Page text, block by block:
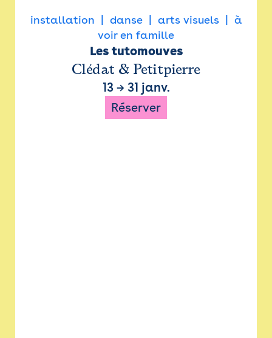
installation danse arts visuels
à
voir en famille
Les tutomouves
Clédat & Petitpierre
13→ 31 janv.
Réserver